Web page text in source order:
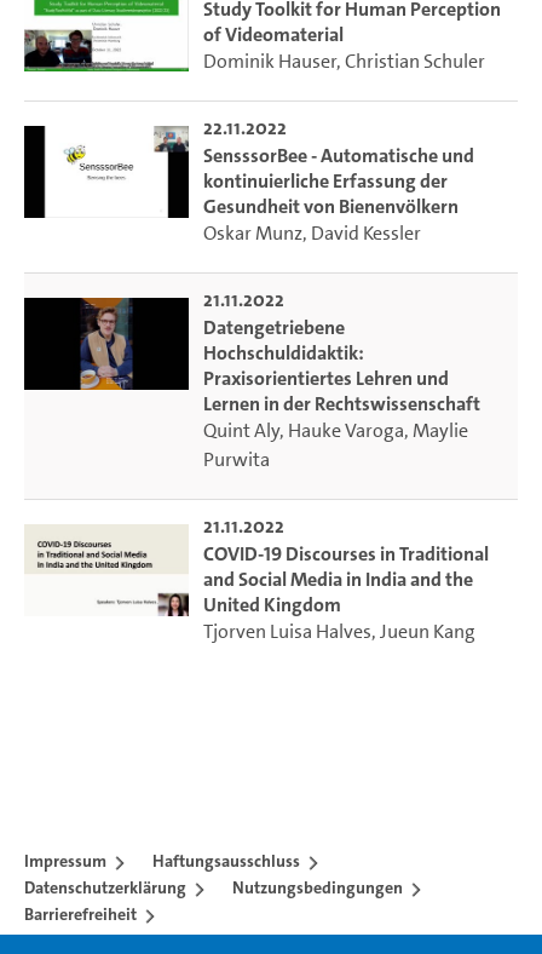
Study Toolkit for Human Perception
of Videomaterial
Dominik Hauser,Christian Schuler
22.11.2022
SensssorBee - Automatische und
kontinuierliche Erfassung der
Gesundheit von Bienenvölkern
Oskar Munz, David Kessler
21.11.2022
Datengetriebene
Hochschuldidaktik:
Praxisorientiertes Lehren und
Lernen in der Rechtswissenschaft
Quint Aly, Hauke Varoga,Maylie
Purwita
21.11.2022
COVID-19 Discourses in Traditional
and Social Media in India and the
United Kingdom
Tjorven Luisa Halves,Jueun Kang
Impressum
Haftungsausschluss
Datenschutzerklärung
Nutzungsbedingungen
Barrierefreiheit